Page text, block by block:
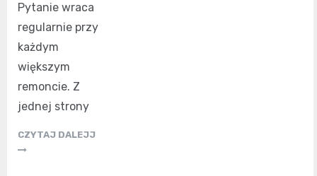
Pytanie wraca
regularnie przy
każdym
większym
remoncie. Z
jednej strony
CZYTAJ DALEJJ